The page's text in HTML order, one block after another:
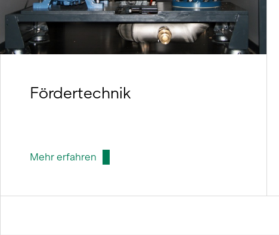
Fördertechnik
Mehr erfahren